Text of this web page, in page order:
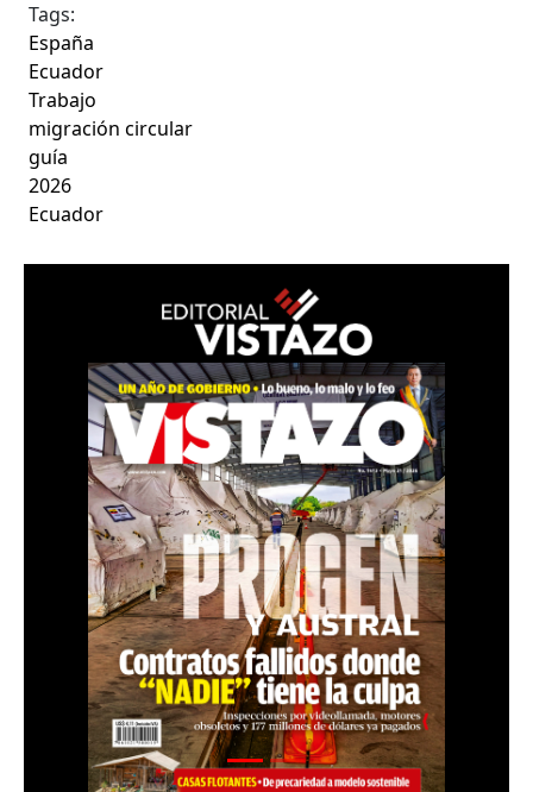
Tags:
España
Ecuador
Trabajo
migración circular
guía
2026
Ecuador